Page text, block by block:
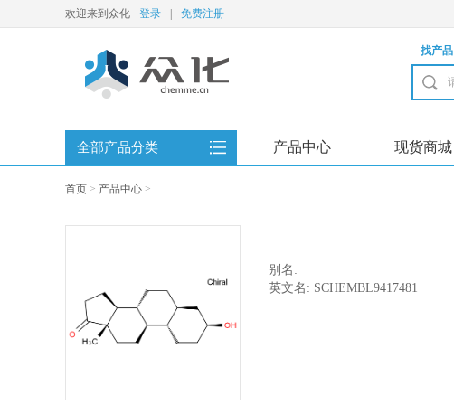
欢迎来到众化 登录 免费注册
找产品
全部产品分类 产品中心 现货商城
首页 > 产品中心 >
别名:
英文名: SCHEMBL9417481